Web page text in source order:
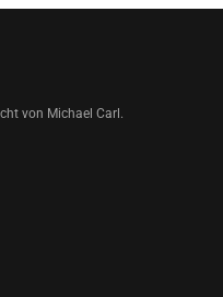
von Michael Carl.